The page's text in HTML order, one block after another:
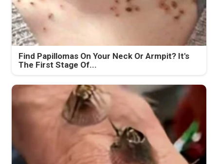
Find Papillomas On Your Neck Or Armpit? It's
The First Stage Of...